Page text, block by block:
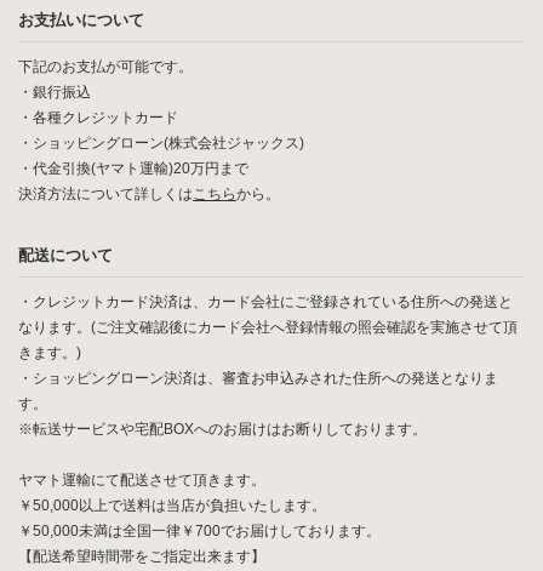
お支払いについて
下記のお支払が可能です。
・銀行振込
・各種クレジットカード
・ショッピングローン(株式会社ジャックス)
・代金引換(ヤマト運輸)20万円まで
決済方法について詳しくはこちらから。
配送について
・クレジットカード決済は、カード会社にご登録されている住所への発送と
なります。(ご注文確認後にカード会社へ登録情報の照会確認を実施させて頂
きます。)
・ショッピングローン決済は、審査お申込みされた住所への発送となりま
す。
※転送サービスや宅配BOXへのお届けはお断りしております。
ヤマト運輸にて配送させて頂きます。
￥50,000以上で送料は当店が負担いたします。
￥50,000未満は全国一律￥700でお届けしております。
【配送希望時間帯をご指定出来ます】